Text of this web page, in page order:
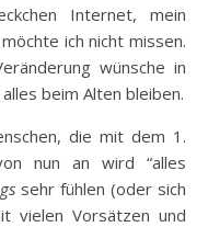
Internet, mein
ich nicht missen.
wünsche in
beim Alten bleiben.
die mit dem 1.
nun an wird “alles
sehr fühlen (oder sich
vielen Vorsätzen und